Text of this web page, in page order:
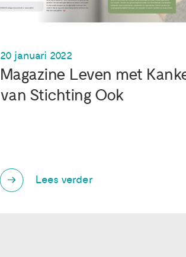
20 januari 2022
Magazine Leven met
van Stichting Ook
Lees verder